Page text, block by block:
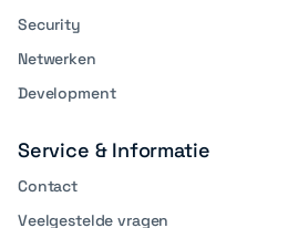
Security
Netwerken
Development
Service & Informatie
Contact
Veelgestelde vragen